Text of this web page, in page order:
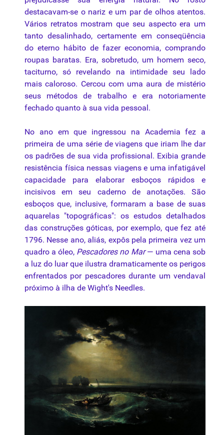
destacavam-se o nariz e um par de olhos atentos.
Vários retratos mostram que seu aspecto era um
tanto desalinhado, certamente em conseqüência
do eterno hábito de fazer economia, comprando
roupas baratas. Era, sobretudo, um homem seco,
taciturno, só revelando na intimidade seu lado
mais caloroso. Cercou com uma aura de mistério
seus métodos de trabalho e era notoriamente
fechado quanto à sua vida pessoal.
No ano em que ingressou na Academia fez a
primeira de uma série de viagens que iriam lhe dar
os padrões de sua vida profissional. Exibia grande
resistência física nessas viagens e uma infatigável
capacidade para elaborar esboços rápidos e
incisivos em seu caderno de anotações. São
esboços que, inclusive, formaram a base de suas
aquarelas "topográficas": os estudos detalhados
das construções góticas, por exemplo, que fez até
1796. Nesse ano, aliás, expôs pela primeira vez um
quadro a óleo, Pescadores no Mar— uma cena sob
a luz do luar que ilustra dramaticamente os perigos
enfrentados por pescadores durante um vendaval
próximo à ilha de Wight's Needles.